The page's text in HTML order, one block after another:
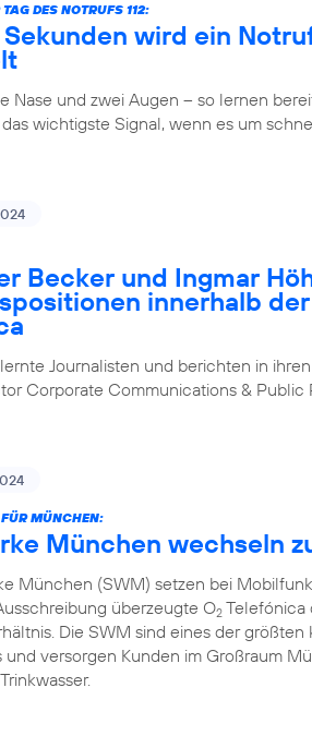
DES NOTRUFS 112:
wird ein
Nase und zwei Augen – so lernen
wichtigste Signal, wenn es um
Becker und Ingmar
innerhalb
Journalisten und berichten in
Corporate Communications & Public
MÜNCHEN:
München wechseln
München (SWM) setzen bei
überzeugte O2 Telefónica
Die SWM sind eines der
und versorgen Kunden im Großraum